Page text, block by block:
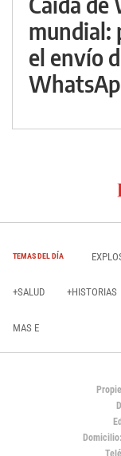
mundial:
el envío
TEMAS DEL DÍA
+SALUD +HISTORIAS
MAS E
Domicilio: